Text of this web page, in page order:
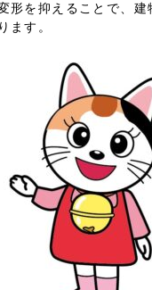
形を抑えることで、建
ます。